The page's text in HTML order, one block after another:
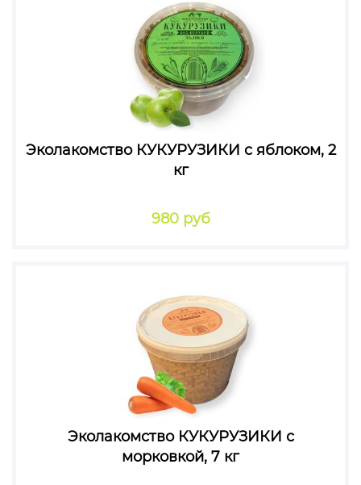
Эколакомство КУКУРУЗИКИ с яблоком, 2
кг
980 руб
Эколакомство КУКУРУЗИКИ с
морковкой, 7 кг